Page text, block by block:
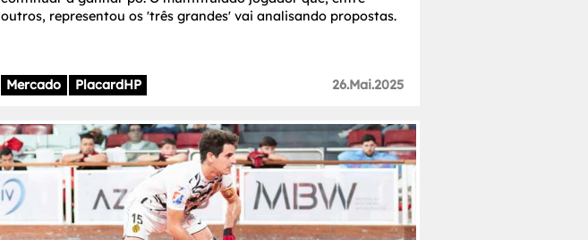
outros, representou os 'três grandes' vai analisando propostas.
Mercado PlacardHP 26.Mai.2025